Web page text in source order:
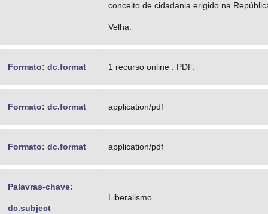
conceito de cidadania erigido na
Velha.
Formato: dc.format 1 recurso online : PDF.
Formato: dc.format application/pdf
Formato: dc.format application/pdf
Palavras-chave:
dc.subject
Liberalismo